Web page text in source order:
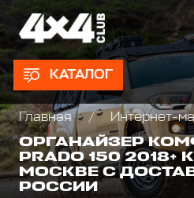
КАТАЛОГ
Главная Интернет-
ОРГАНАЙЗЕР
PRADO 150 2018+
МОСКВЕ С
РОССИИ